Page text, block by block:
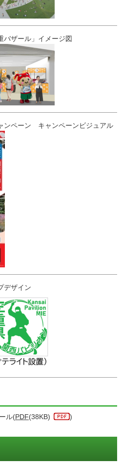
バザール」イメージ図
ンペーン キャンペーンビジュアル
デザイン
ル(PDF(38KB) )